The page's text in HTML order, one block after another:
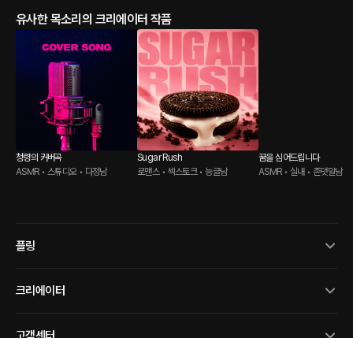
유사한 목소리의 크리에이터 작품
청령의 커버곡
ASMR • 스튜디오 • 다정남
Sugar Rush
로맨스 • 섹스토크 • 능글남
꿈을 심어드립니다
ASMR • 실내 • 존댓말남
플링
크리에이터